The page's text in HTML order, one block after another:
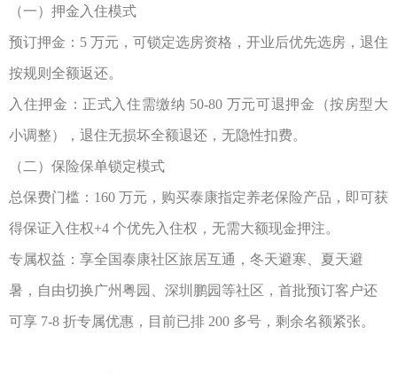
（一）押金入住模式
预订押金： 5 万元，可锁定选房资格，开业后优先选房，退住
按规则全额返还。
入住押金：正式入住需缴纳 50-80 万元可退押金（按房型大
小调整），退住无损坏全额退还，无隐性扣费。
（二）保险保单锁定模式
总保费门槛： 160 万元，购买泰康指定养老保险产品，即可获
得保证入住权+4 个优先入住权，无需大额现金押注。
专属权益：享全国泰康社区旅居互通，冬天避寒、夏天避
暑，自由切换广州粤园、深圳鹏园等社区，首批预订客户还
可享 7-8 折专属优惠，目前已排 200 多号，剩余名额紧张。